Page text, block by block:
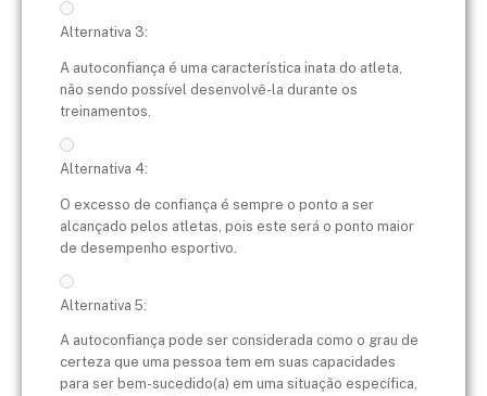
Alternativa 3:
A autoconfiança é uma característica inata do atleta,
não sendo possível desenvolvê-la durante os
treinamentos.
Alternativa 4:
O excesso de confiança é sempre o ponto a ser
alcançado pelos atletas, pois este será o ponto maior
de desempenho esportivo.
Alternativa 5:
A autoconfiança pode ser considerada como o grau de
certeza que uma pessoa tem em suas capacidades
para ser bem-sucedido(a) em uma situação específica,